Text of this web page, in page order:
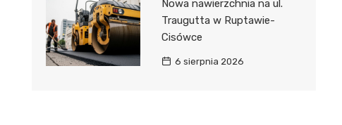
Nowa nawierzchnia na ul.
Traugutta w Ruptawie-
Cisówce
6 sierpnia 2026